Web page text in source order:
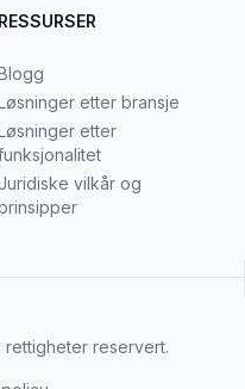
RESSURSER
etter bransje
etter
vilkår og
rettigheter reservert.